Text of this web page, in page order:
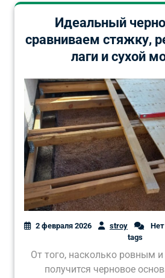
Идеальный
сравниваем стяжку,
лаги и сухой
2 февраля 2026 stroy
tags
От того, насколько ровным
получится черновое